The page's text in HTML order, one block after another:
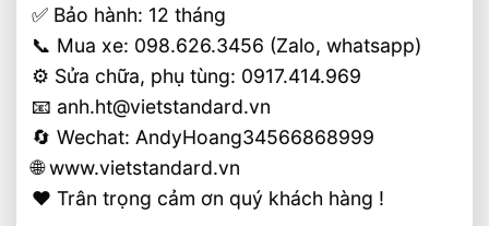
✅ Bảo hành: 12 tháng
📞 Mua xe: 098.626.3456 (Zalo, whatsapp)
⚙️ Sửa chữa, phụ tùng: 0917.414.969
📧 anh.ht@vietstandard.vn
🔄 Wechat: AndyHoang34566868999
🌐 www.vietstandard.vn
❤️ Trân trọng cảm ơn quý khách hàng !